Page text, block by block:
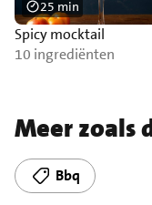
Spicy mocktail
10 ingrediënten
25 min
Meer zoals
Bbq